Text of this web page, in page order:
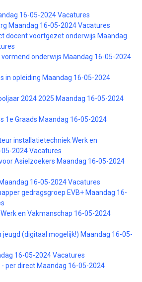
16-05-2024 Vacatures
Maandag 16-05-2024 Vacatures
docent voortgezet onderwijs Maandag
vormend onderwijs Maandag 16-05-2024
in opleiding Maandag 16-05-2024
2024 2025 Maandag 16-05-2024
1e Graads Maandag 16-05-2024
installatietechniek Werk en
2024 Vacatures
Asielzoekers Maandag 16-05-2024
16-05-2024 Vacatures
gedragsgroep EVB+ Maandag 16-
en Vakmanschap 16-05-2024
jeugd (digitaal mogelijk!) Maandag 16-05-
16-05-2024 Vacatures
- per direct Maandag 16-05-2024